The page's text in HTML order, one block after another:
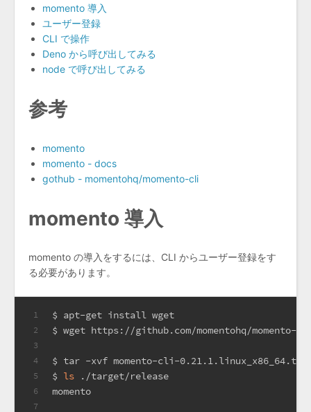
momento 導入
ユーザー登録
CLI で操作
Deno から呼び出してみる
node で呼び出してみる
参考
momento
momento - docs
gothub - momentohq/momento-cli
momento 導入
momento の導入をするには、CLI からユーザー登録をす
る必要があります。
1
2
3
4
5
6
7
$ apt-get install wget
$ wget https://github.com/momentohq/
$ tar -xvf momento-cli-
$ ls ./target/release
momento